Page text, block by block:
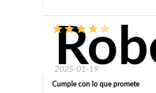
2025-01-19
Cumple con lo que promete